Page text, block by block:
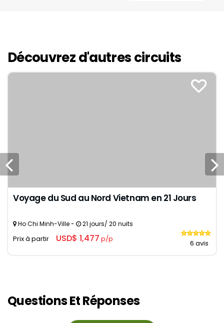
Découvrez d'autres circuits
Voyage du Sud au Nord Vietnam en 21 Jours
Ho Chi Minh-Ville - 21 jours/ 20 nuits
Prix à partir USD$ 1,477 p/p 6 avis
Questions Et Réponses